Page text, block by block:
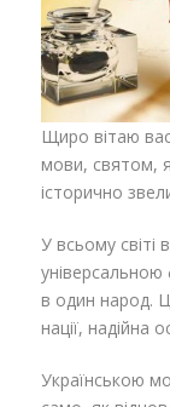
Щиро вітаю
мови, святом,
історично
У всьому
в один народ.
нації, надійна
Українською